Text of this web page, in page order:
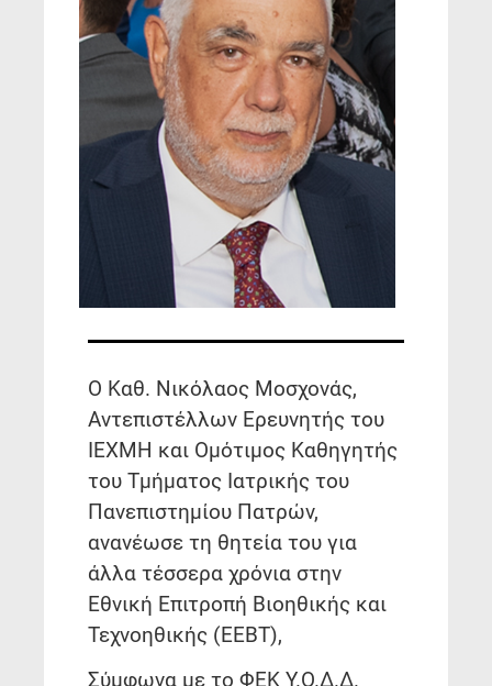
Ο Καθ. Νικόλαος Μοσχονάς,
Αντεπιστέλλων Ερευνητής του
ΙΕΧΜΗ και Ομότιμος Καθηγητής
του Τμήματος Ιατρικής του
Πανεπιστημίου Πατρών,
ανανέωσε τη θητεία του για
άλλα τέσσερα χρόνια στην
Εθνική Επιτροπή Βιοηθικής και
Τεχνοηθικής (ΕΕΒΤ),
Σύμφωνα με το ΦΕΚ Υ.Ο.Δ.Δ.